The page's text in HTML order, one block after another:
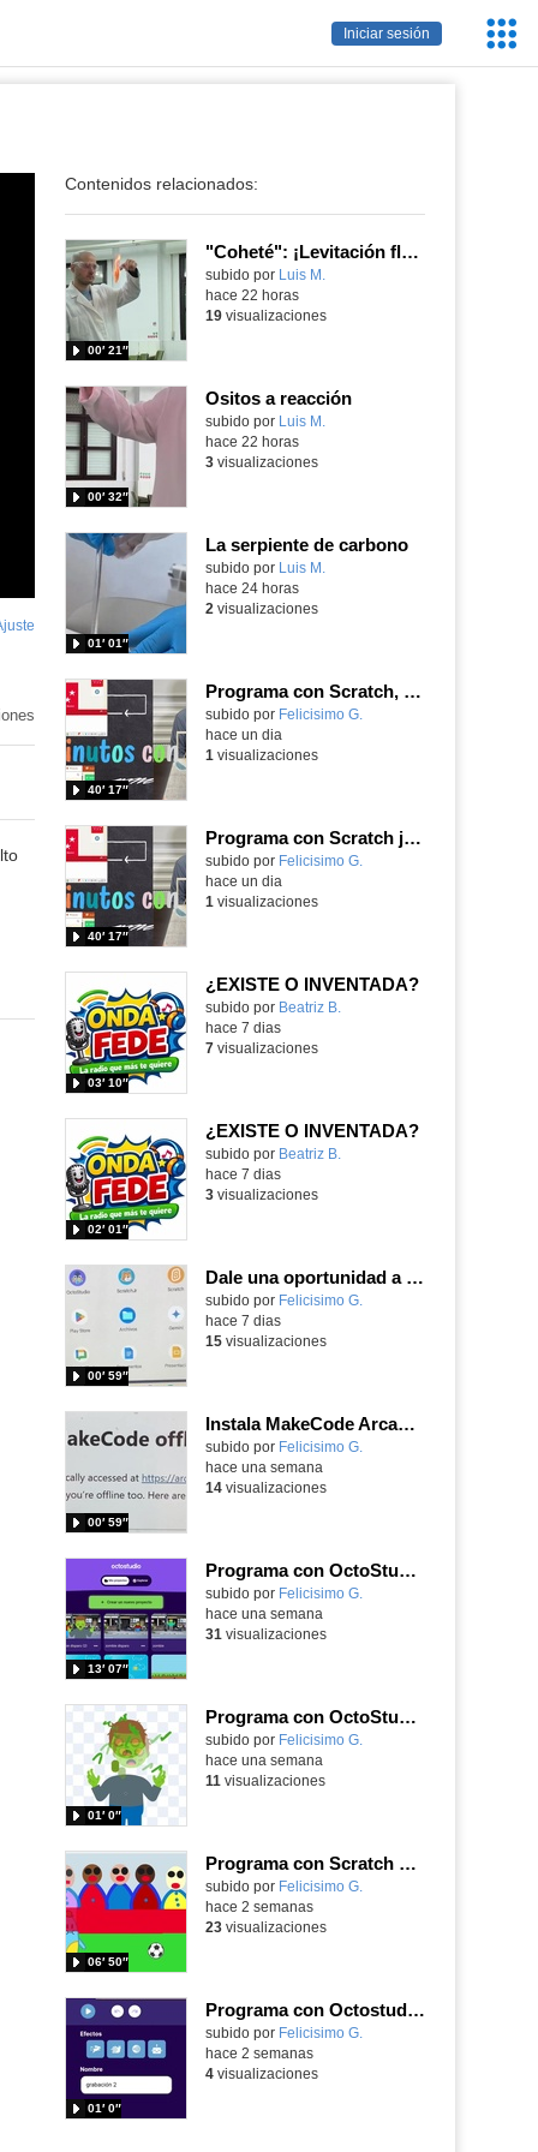
Iniciar sesión
pantalla
Contenidos relacionados:
"Coheté": ¡Levitación flamígera!
Contenido educativo.
subido por Luis M.
00′ 21″
hace 22 horas
19visualizaciones
Ositos a reacción
Contenido educativo.
subido por Luis M.
00′ 32″
hace 22 horas
3visualizaciones
La serpiente de carbono
Contenido educativo.
subido por Luis M.
01′ 01″
hace 24 horas
2 visualizaciones
Programa con Scratch, 8 diferentes juegos para vivir la emoción de los partidos de España en el mundial 2026
Contenido educativo.
subido por Felicisimo G.
40′ 17″
hace un dia
1 visualizaciones
Programa con Scratch juegos con los partidos del mundial 2026 ganados por España
Contenido educativo.
subido por Felicisimo G.
40′ 17″
hace un dia
1 visualizaciones
¿EXISTE O INVENTADA?
Contenido educativo.
subido por Beatriz B.
03′ 10″
hace 7 dias
7visualizaciones
¿EXISTE O INVENTADA?
Contenido educativo.
subido por Beatriz B.
02′ 01″
hace 7 dias
3visualizaciones
Dale una oportunidad a los Chromebooks y utiliza un proyector para realizar talleres si no tienes pantallas táctiles
Contenido educativo.
subido por Felicisimo G.
00′ 59″
hace 7 dias
15visualizaciones
Instala MakeCode Arcade para trabajar offline en tu tablet, ordenador, Chromebook
Contenido educativo.
subido por Felicisimo G.
00′ 59″
hace una semana
14visualizaciones
Programa con OctoStudio, un juego de disparos contra Zombies con un cargador basado en el House of the dead
Contenido educativo.
subido por Felicisimo G.
13′ 07″
hace una semana
31 visualizaciones
Programa con OctoStudio, un juego homenajeando al House of the dead con Zombies
Contenido educativo.
subido por Felicisimo G.
01′ 0″
hace una semana
11 visualizaciones
Programa con Scratch Jr una barrera que se desplaza para dar sensación de movimiento
Contenido educativo.
subido por Felicisimo G.
06′ 50″
hace 2 semanas
23visualizaciones
Programa con Octostudio, una animación utilizando la cámara para una foto y audio y texto para comunicar.
Contenido educativo.
subido por Felicisimo G.
01′ 0″
hace 2 semanas
4visualizaciones